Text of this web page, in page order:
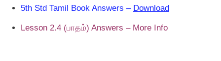
5th Std Tamil Book Answers – Download
Lesson 2.4 (பாதம்) Answers – More Info